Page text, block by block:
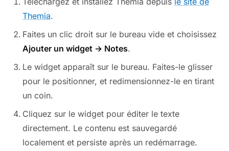
Themia.
Faites un clic droit sur le bureau vide et choisissez
Ajouter un widget → Notes.
Le widget apparaît sur le bureau. Faites-le glisser
pour le positionner, et redimensionnez-le en tirant
un coin.
Cliquez sur le widget pour éditer le texte
directement. Le contenu est sauvegardé
localement et persiste après un redémarrage.